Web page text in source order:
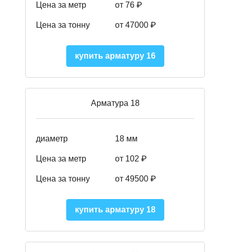
Цена за метр от 76 ₽
Цена за тонну от 47000 ₽
купить арматуру 16
Арматура 18
диаметр 18 мм
Цена за метр от 102 ₽
Цена за тонну от 49500 ₽
купить арматуру 18